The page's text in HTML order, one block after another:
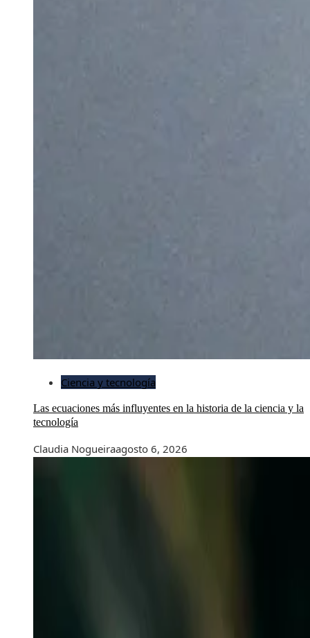
Ciencia y tecnología
Las ecuaciones más influyentes en la historia de la ciencia y la
tecnología
Claudia Nogueiraagosto 6, 2026